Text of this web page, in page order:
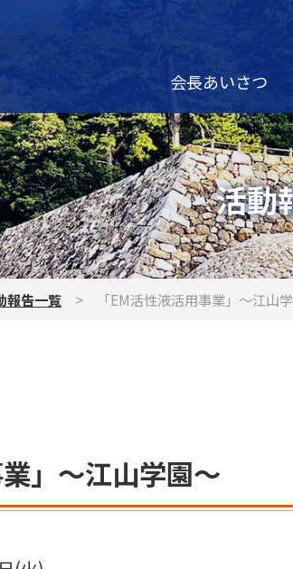
会長あいさつ
活動
報告一覧 「EM活性液活用事業」～江山
」～江山学園～